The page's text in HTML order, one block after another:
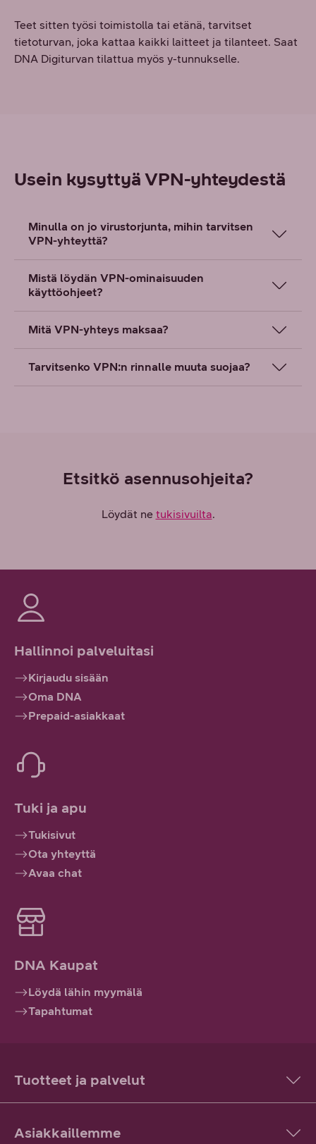
Teet sitten työsi toimistolla tai etänä, tarvitset
tietoturvan, joka kattaa kaikki laitteet ja tilanteet. Saat
DNA Digiturvan tilattua myös y-tunnukselle.
Usein kysyttyä VPN-yhteydestä
Minulla on jo virustorjunta, mihin tarvitsen
VPN-yhteyttä?
Mistä löydän VPN-ominaisuuden
käyttöohjeet?
Mitä VPN-yhteys maksaa?
Tarvitsenko VPN:n rinnalle muuta suojaa?
Etsitkö asennusohjeita?
Löydät ne tukisivuilta.
Hallinnoi palveluitasi
Kirjaudu sisään
Oma DNA
Prepaid-asiakkaat
Tuki ja apu
Tukisivut
Ota yhteyttä
Avaa chat
DNA Kaupat
Löydä lähin myymälä
Tapahtumat
Tuotteet ja palvelut
Asiakkaillemme